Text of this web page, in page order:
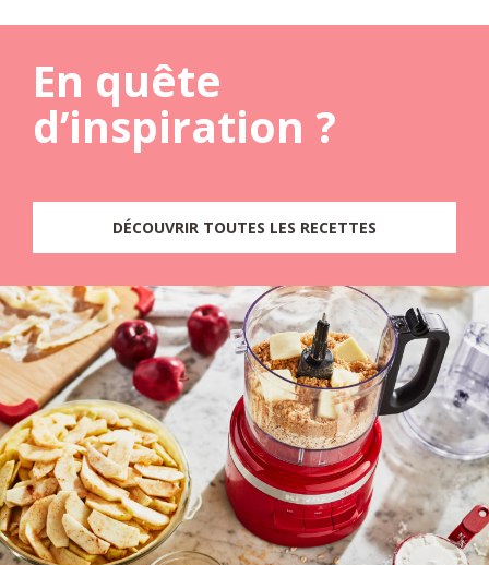
En quête
d’inspiration ?
DÉCOUVRIR TOUTES LES RECETTES